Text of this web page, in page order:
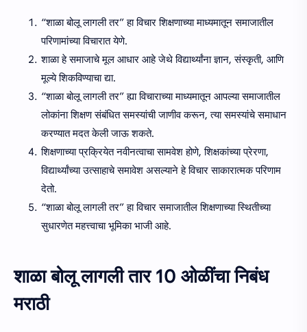
“शाळा बोलू लागली तर” हा विचार शिक्षणाच्या माध्यमातून समाजातील
परिणामांच्या विचारात येणे.
शाळा हे समाजाचे मूल आधार आहे जेथे विद्यार्थ्यांना ज्ञान, संस्कृती, आणि
मूल्ये शिकविण्याचा द्या.
“शाळा बोलू लागली तर” ह्या विचाराच्या माध्यमातून आपल्या समाजातील
लोकांना शिक्षण संबंधित समस्यांची जाणीव करून, त्या समस्यांचे समाधान
करण्यात मदत केली जाऊ शकते.
शिक्षणाच्या प्रक्रियेत नवीनत्वाचा सामवेश होणे, शिक्षकांच्या प्रेरणा,
विद्यार्थ्यांच्या उत्साहाचे समावेश असल्याने हे विचार साकारात्मक परिणाम
देतो.
“शाळा बोलू लागली तर” हा विचार समाजातील शिक्षणाच्या स्थितीच्या
सुधारणेत महत्त्वाचा भूमिका भाजी आहे.
शाळा बोलू लागली तार 10 ओळींचा निबंध
मराठी